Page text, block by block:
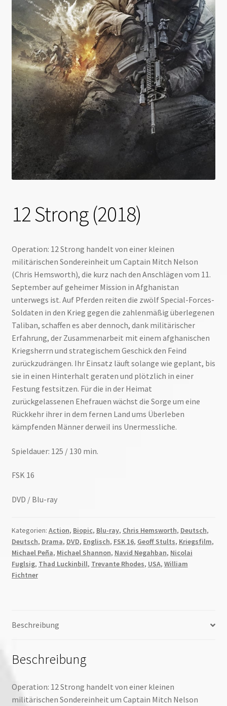
12 Strong (2018)
Operation: 12 Strong handelt von einer kleinen
militärischen Sondereinheit um Captain Mitch Nelson
(Chris Hemsworth), die kurz nach den Anschlägen vom 11.
September auf geheimer Mission in Afghanistan
unterwegs ist. Auf Pferden reiten die zwölf Special-Forces-
Soldaten in den Krieg gegen die zahlenmäßig überlegenen
Taliban, schaffen es aber dennoch, dank militärischer
Erfahrung, der Zusammenarbeit mit einem afghanischen
Kriegsherrn und strategischem Geschick den Feind
zurückzudrängen. Ihr Einsatz läuft solange wie geplant, bis
sie in einen Hinterhalt geraten und plötzlich in einer
Festung festsitzen. Für die in der Heimat
zurückgelassenen Ehefrauen wächst die Sorge um eine
Rückkehr ihrer in dem fernen Land ums Überleben
kämpfenden Männer derweil ins Unermessliche.
Spieldauer: 125 / 130 min.
FSK 16
DVD / Blu-ray
Kategorien: Action, Biopic, Blu-ray, Chris Hemsworth, Deutsch,
Deutsch, Drama, DVD, Englisch, FSK 16, Geoff Stults, Kriegsfilm,
Michael Peña, Michael Shannon, Navid Negahban, Nicolai
Fuglsig, Thad Luckinbill, Trevante Rhodes, USA, William
Fichtner
Beschreibung
Beschreibung
Operation: 12 Strong handelt von einer kleinen
militärischen Sondereinheit um Captain Mitch Nelson